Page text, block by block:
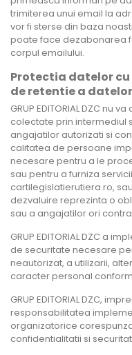
trimiterea unui email la
vor fi sterse din baza
poate face dezabonarea
corpul emailului.
Protectia datelor
de retentie a datelor
GRUP EDITORIAL DZC nu
colectate prin intermediul
angajatilor autorizati si
calitatea de persoane
necesare pentru a le
sau pentru a furniza
cartilegislatierutiera.ro,
dezvaluire reprezinta o
sau a angajatilor ori
GRUP EDITORIAL DZC a
de securitate necesare
neautorizat, a utilizarii,
caracter personal
GRUP EDITORIAL DZC,
responsabilitatea
organizatorice
confidentialitatii si